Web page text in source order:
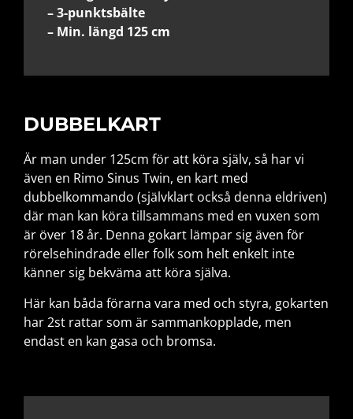
– 3-punktsbälte
– Min. längd 125 cm
DUBBELKART
Är man under 125cm för att köra själv, så har vi
även en Rimo Sinus Twin, en kart med
dubbelkommando (självklart också denna eldriven)
där man kan köra tillsammans med en vuxen som
är över 18 år. Denna gokart lämpar sig även för
rörelsehindrade eller folk som helt enkelt inte
känner sig bekväma att köra själva.
Här kan båda förarna vara med och styra, gokarten
har 2st rattar som är sammankopplade, men
endast en kan gasa och bromsa.